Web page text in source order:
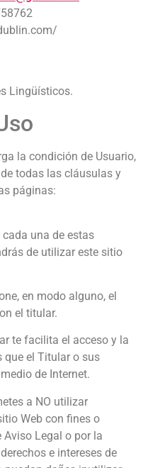
Lingüísticos.
la condición de Usuario,
todas las cláusulas y
páginas:
una de estas
de utilizar este sitio
en modo alguno, el
el titular.
te facilita el acceso y la
que el Titular o sus
de Internet.
a NO utilizar
Web con fines o
Legal o por la
e intereses de